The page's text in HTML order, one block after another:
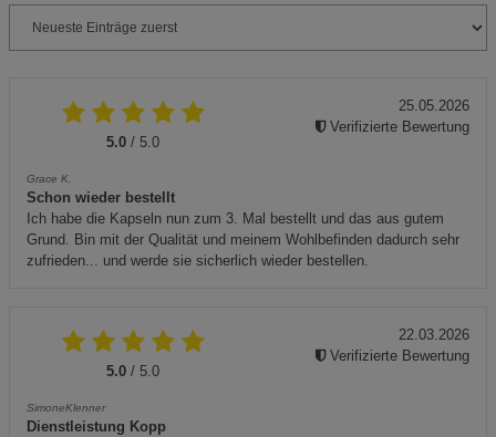
5.0 / 5.0
Grace K.
Schon wieder bestellt
Ich habe die Kapseln nun zum 3. Mal bestellt und das aus gutem
Grund. Bin mit der Qualität und meinem Wohlbefinden dadurch sehr
zufrieden... und werde sie sicherlich wieder bestellen.
25.05.2026
Verifizierte Bewertung
5.0 / 5.0
SimoneKlenner
Dienstleistung Kopp
22.03.2026
Verifizierte Bewertung